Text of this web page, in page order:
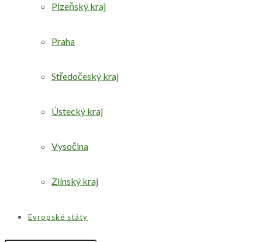
Plzeňský kraj
Praha
Středočeský kraj
Ústecký kraj
Vysočina
Zlínský kraj
Evropské státy